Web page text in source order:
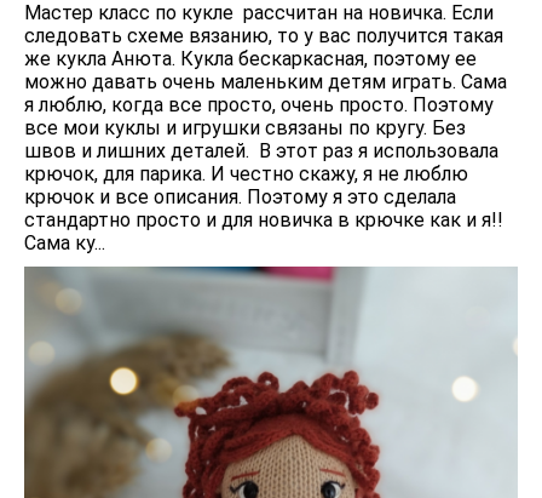
Мастер класс по кукле рассчитан на новичка. Если
следовать схеме вязанию, то у вас получится такая
же кукла Анюта. Кукла бескаркасная, поэтому ее
можно давать очень маленьким детям играть. Сама
я люблю, когда все просто, очень просто. Поэтому
все мои куклы и игрушки связаны по кругу. Без
швов и лишних деталей. В этот раз я использовала
крючок, для парика. И честно скажу, я не люблю
крючок и все описания. Поэтому я это сделала
стандартно просто и для новичка в крючке как и я!!
Сама ку...